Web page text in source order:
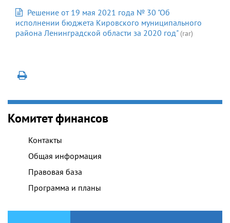
Решение от 19 мая 2021 года № 30 "Об
исполнении бюджета Кировского муниципального
района Ленинградской области за 2020 год" (rar)
Комитет финансов
Контакты
Общая информация
Правовая база
Программа и планы